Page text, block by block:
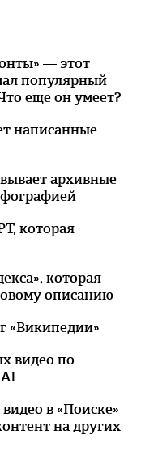
— этот
популярный
еще он умеет?
написанные
архивные
которая
которая
описанию
«Википедии»
видео по
в «Поиске»
на других